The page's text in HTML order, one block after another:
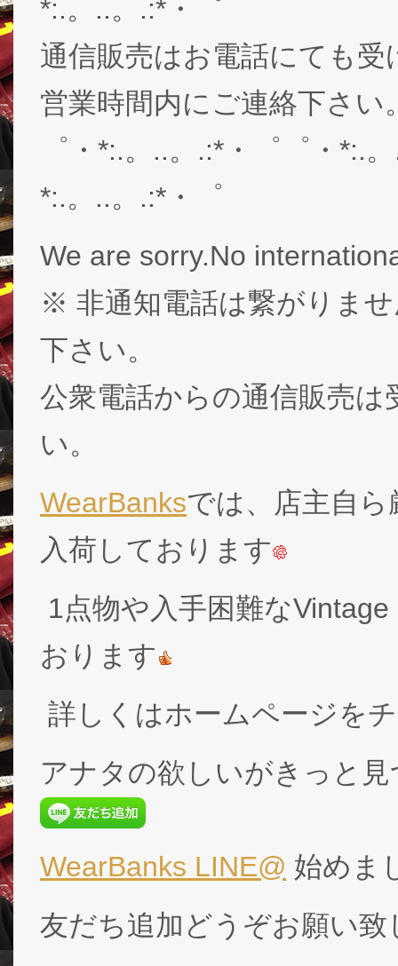
*:.。..。.:*・゜
通信販売はお電話にても
営業時間内にご連絡下さい
゜・*:.。..。.:*・゜゜・*:.
*:.。..。.:*・゜
We are sorry.No
※ 非通知電話は繋がりま
下さい。
公衆電話からの通信販売
い。
WearBanksでは、店主自
入荷しております
1点物や入手困難な
おります
詳しくはホームページを
アナタの欲しいがきっと
WearBanks LINE@ 始めま
友だち追加どうぞお願い致